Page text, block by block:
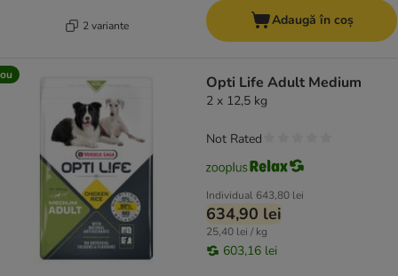
2 variante Adaugă în coș
Opti Life Adult Medium
2 x 12,5 kg
Individual 643,80 lei
634,90 lei
25,40 lei / kg
603,16 lei
Not Rated